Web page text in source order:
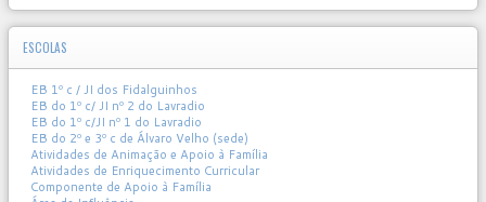
ESCOLAS
EB 1º c / JI dos Fidalguinhos
EB do 1º c/ JI nº 2 do Lavradio
EB do 1º c/JI nº 1 do Lavradio
EB do 2º e 3º c de Álvaro Velho (sede)
Atividades de Animação e Apoio à Família
Atividades de Enriquecimento Curricular
Componente de Apoio à Família